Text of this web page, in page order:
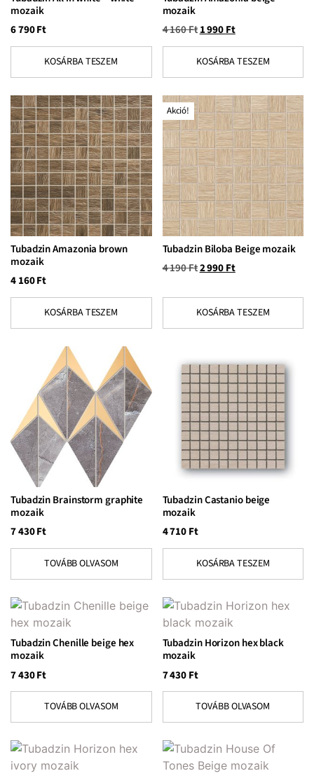
mozaik
6 790Ft
KOSÁRBA TESZEM
mozaik
4 160Ft 1 990Ft
KOSÁRBA TESZEM
Tubadzin Amazonia brown
mozaik
4 160Ft
KOSÁRBA TESZEM
Akció!
Tubadzin Biloba Beige mozaik
4 190Ft2 990Ft
KOSÁRBA TESZEM
Tubadzin Brainstorm graphite
mozaik
7 430Ft
TOVÁBB OLVASOM
Tubadzin Castanio beige
mozaik
4 710Ft
KOSÁRBA TESZEM
Tubadzin Chenille beige hex
mozaik
7 430Ft
TOVÁBB OLVASOM
Tubadzin Horizon hex black
mozaik
7 430Ft
TOVÁBB OLVASOM